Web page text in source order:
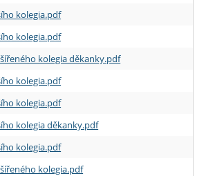
kolegia.pdf
kolegia.pdf
kolegia děkanky.pdf
kolegia.pdf
kolegia.pdf
kolegia děkanky.pdf
kolegia.pdf
kolegia.pdf